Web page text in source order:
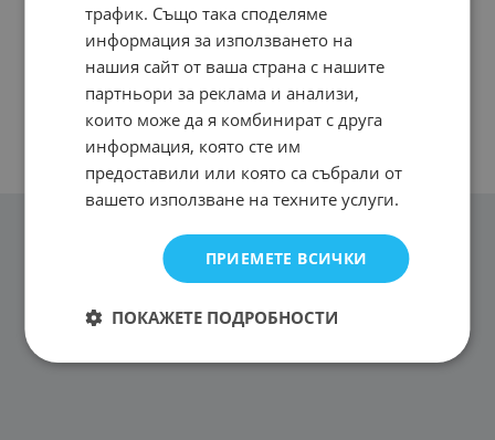
трафик. Също така споделяме
информация за използването на
нашия сайт от ваша страна с нашите
партньори за реклама и анализи,
които може да я комбинират с друга
информация, която сте им
предоставили или която са събрали от
вашето използване на техните услуги.
ПРИЕМЕТЕ ВСИЧКИ
ПОКАЖЕТЕ ПОДРОБНОСТИ